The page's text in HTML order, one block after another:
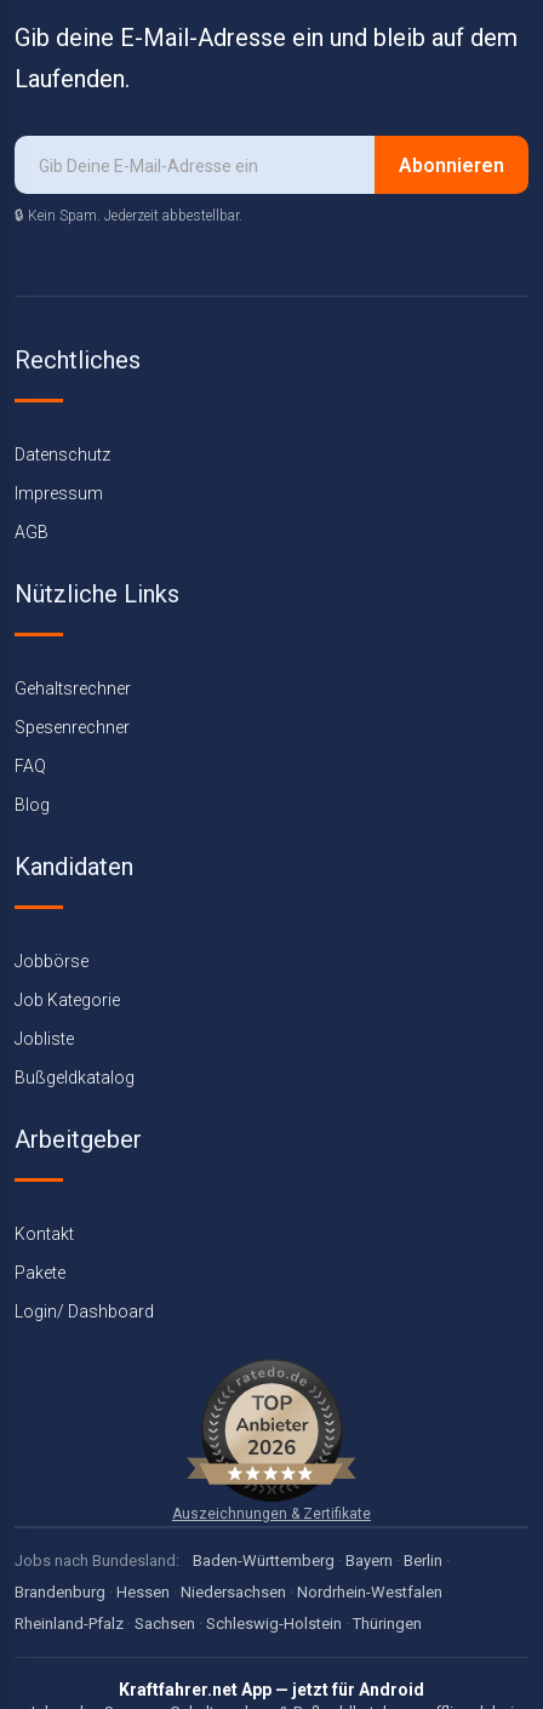
Gib deine E-Mail-Adresse ein und bleib auf dem
Laufenden.
Abonnieren
🔒 Kein Spam. Jederzeit abbestellbar.
Rechtliches
Datenschutz
Impressum
AGB
Nützliche Links
Gehaltsrechner
Spesenrechner
FAQ
Blog
Kandidaten
Jobbörse
Job Kategorie
Jobliste
Bußgeldkatalog
Arbeitgeber
Kontakt
Pakete
Login/ Dashboard
Auszeichnungen & Zertifikate
Jobs nach Bundesland: Baden-Württemberg · Bayern · Berlin ·
Brandenburg · Hessen · Niedersachsen · Nordrhein-Westfalen ·
Rheinland-Pfalz · Sachsen · Schleswig-Holstein · Thüringen
Kraftfahrer.net App — jetzt für Android